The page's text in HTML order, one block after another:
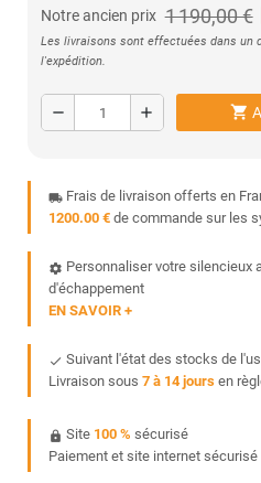
Notre ancien prix 1 190,00 €
Les livraisons sont effectuées dans un
l'expédition.
remove add shopping_cart
local_shipping Frais de livraison offerts en
1200.00 € de commande sur les
settings Personnaliser votre silencieux
d'échappement
EN SAVOIR +
done Suivant l'état des stocks de
Livraison sous 7 à 14 jours en
https Site 100 % sécurisé
Paiement et site internet